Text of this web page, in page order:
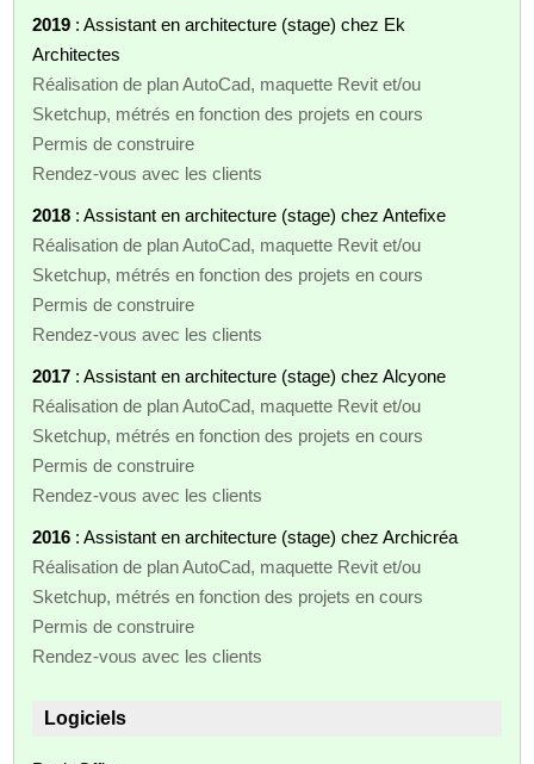
2019 : Assistant en architecture (stage) chez Ek
Architectes
Réalisation de plan AutoCad, maquette Revit et/ou
Sketchup, métrés en fonction des projets en cours
Permis de construire
Rendez-vous avec les clients
2018 : Assistant en architecture (stage) chez Antefixe
Réalisation de plan AutoCad, maquette Revit et/ou
Sketchup, métrés en fonction des projets en cours
Permis de construire
Rendez-vous avec les clients
2017 : Assistant en architecture (stage) chez Alcyone
Réalisation de plan AutoCad, maquette Revit et/ou
Sketchup, métrés en fonction des projets en cours
Permis de construire
Rendez-vous avec les clients
2016 : Assistant en architecture (stage) chez Archicréa
Réalisation de plan AutoCad, maquette Revit et/ou
Sketchup, métrés en fonction des projets en cours
Permis de construire
Rendez-vous avec les clients
Logiciels